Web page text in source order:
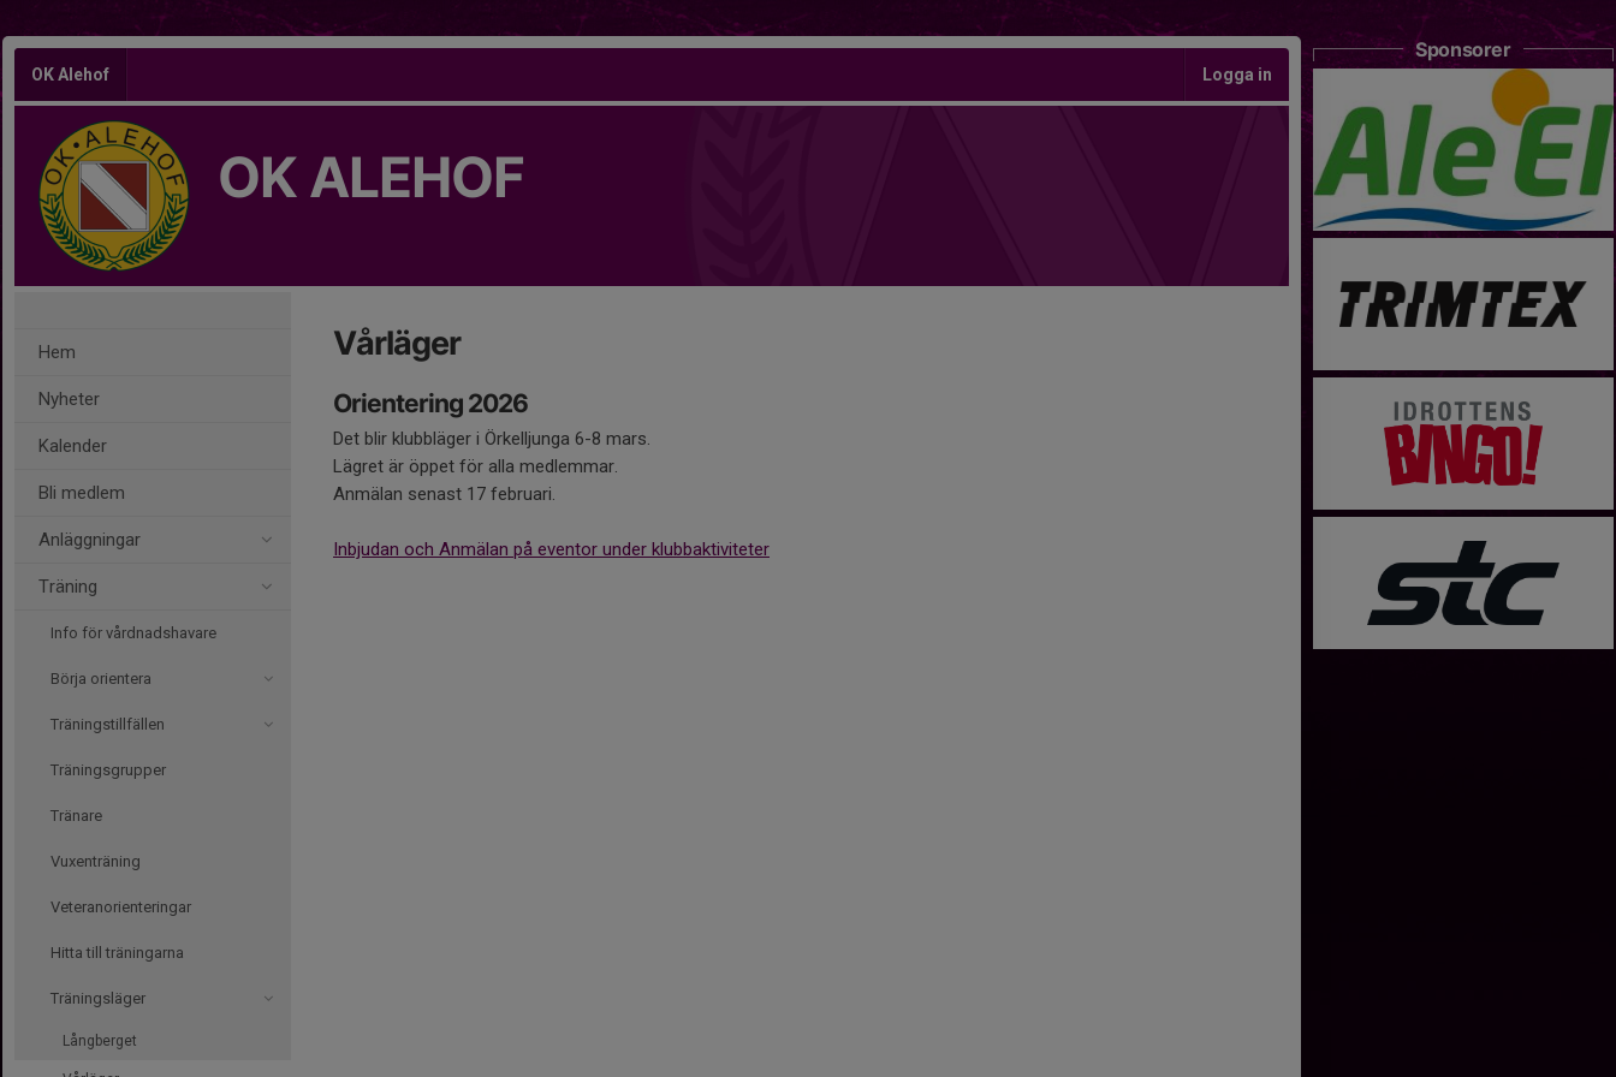
OK Alehof Logga in
OK ALEHOF
Hem
Nyheter
Kalender
Bli medlem
Anläggningar
Träning
Info för vårdnadshavare
Börja orientera
Träningstillfällen
Träningsgrupper
Tränare
Vuxenträning
Veteranorienteringar
Hitta till träningarna
Träningsläger
Långberget
Vårläger
Orientering 2026
Det blir klubbläger i Örkelljunga 6-8 mars.
Lägret är öppet för alla medlemmar.
Anmälan senast 17 februari.
Inbjudan och Anmälan på eventor under klubbaktiviteter
Sponsorer